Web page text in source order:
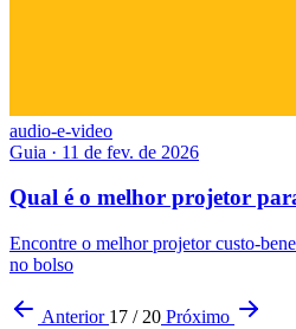
audio-e-video
Guia · 11 de fev. de 2026
Qual é o melhor projetor
Encontre o melhor projetor custo-
no bolso
Anterior 17 / 20 Próximo